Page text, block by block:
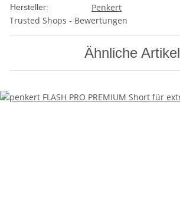
Hersteller:
Penkert
Trusted Shops - Bewertungen
Ähnliche Artikel